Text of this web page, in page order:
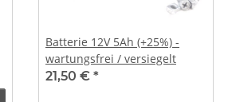
Batterie 12V 5Ah (+25%) -
wartungsfrei / versiegelt
21,50 € *